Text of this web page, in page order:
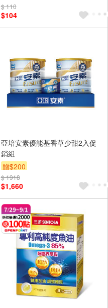
$ 110
$104
亞培安素優能基香草少甜2入促
銷組
贈$200
$ 1918
$1,660